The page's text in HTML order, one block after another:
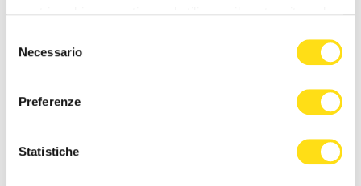
delNecessario
Preferenze
Statistiche
Comune e con GEA alla pulizia e sistemazione dei
cimiteri, che oggi sono accoglienti, ordinati e
decorosi. Un ringraziamento anche agli Alpini e ai
Bersaglieri, alla signora Julia Marchi, presidente
dispersi in guerra, alle case funerarie di Pordenone
per essere intervenute alla cerimonia e agli uffici